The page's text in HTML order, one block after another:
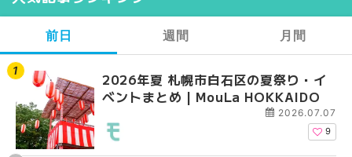
前日
2026年夏 札幌市白石区の夏祭り・イ
ベントまとめ | MouLa HOKKAIDO
2026.07.07
9
週間
2026年夏 札幌市西区
ントまとめ | MouLa
月間
【2026年最新】札幌
ガーデン｜オープン日
大通公園から穴場テ